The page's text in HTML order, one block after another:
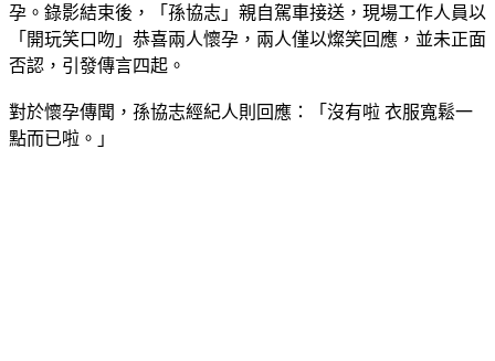
孕。錄影結束後，「孫協志」親自駕車接送，現場工作人員以
「開玩笑口吻」恭喜兩人懷孕，兩人僅以燦笑回應，並未正面
否認，引發傳言四起。
對於懷孕傳聞，孫協志經紀人則回應：「沒有啦 衣服寬鬆一
點而已啦。」